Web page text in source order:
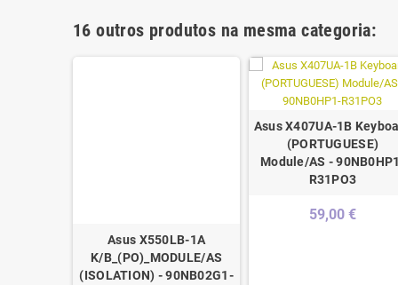
16 outros produtos na mesma categoria:
Asus X550LB-1A
K/B_(PO)_MODULE/AS
(ISOLATION) - 90NB02G1-
Asus X407UA-1B
(PORTUGUESE)
Module/AS -
R31PO3
59,00 €